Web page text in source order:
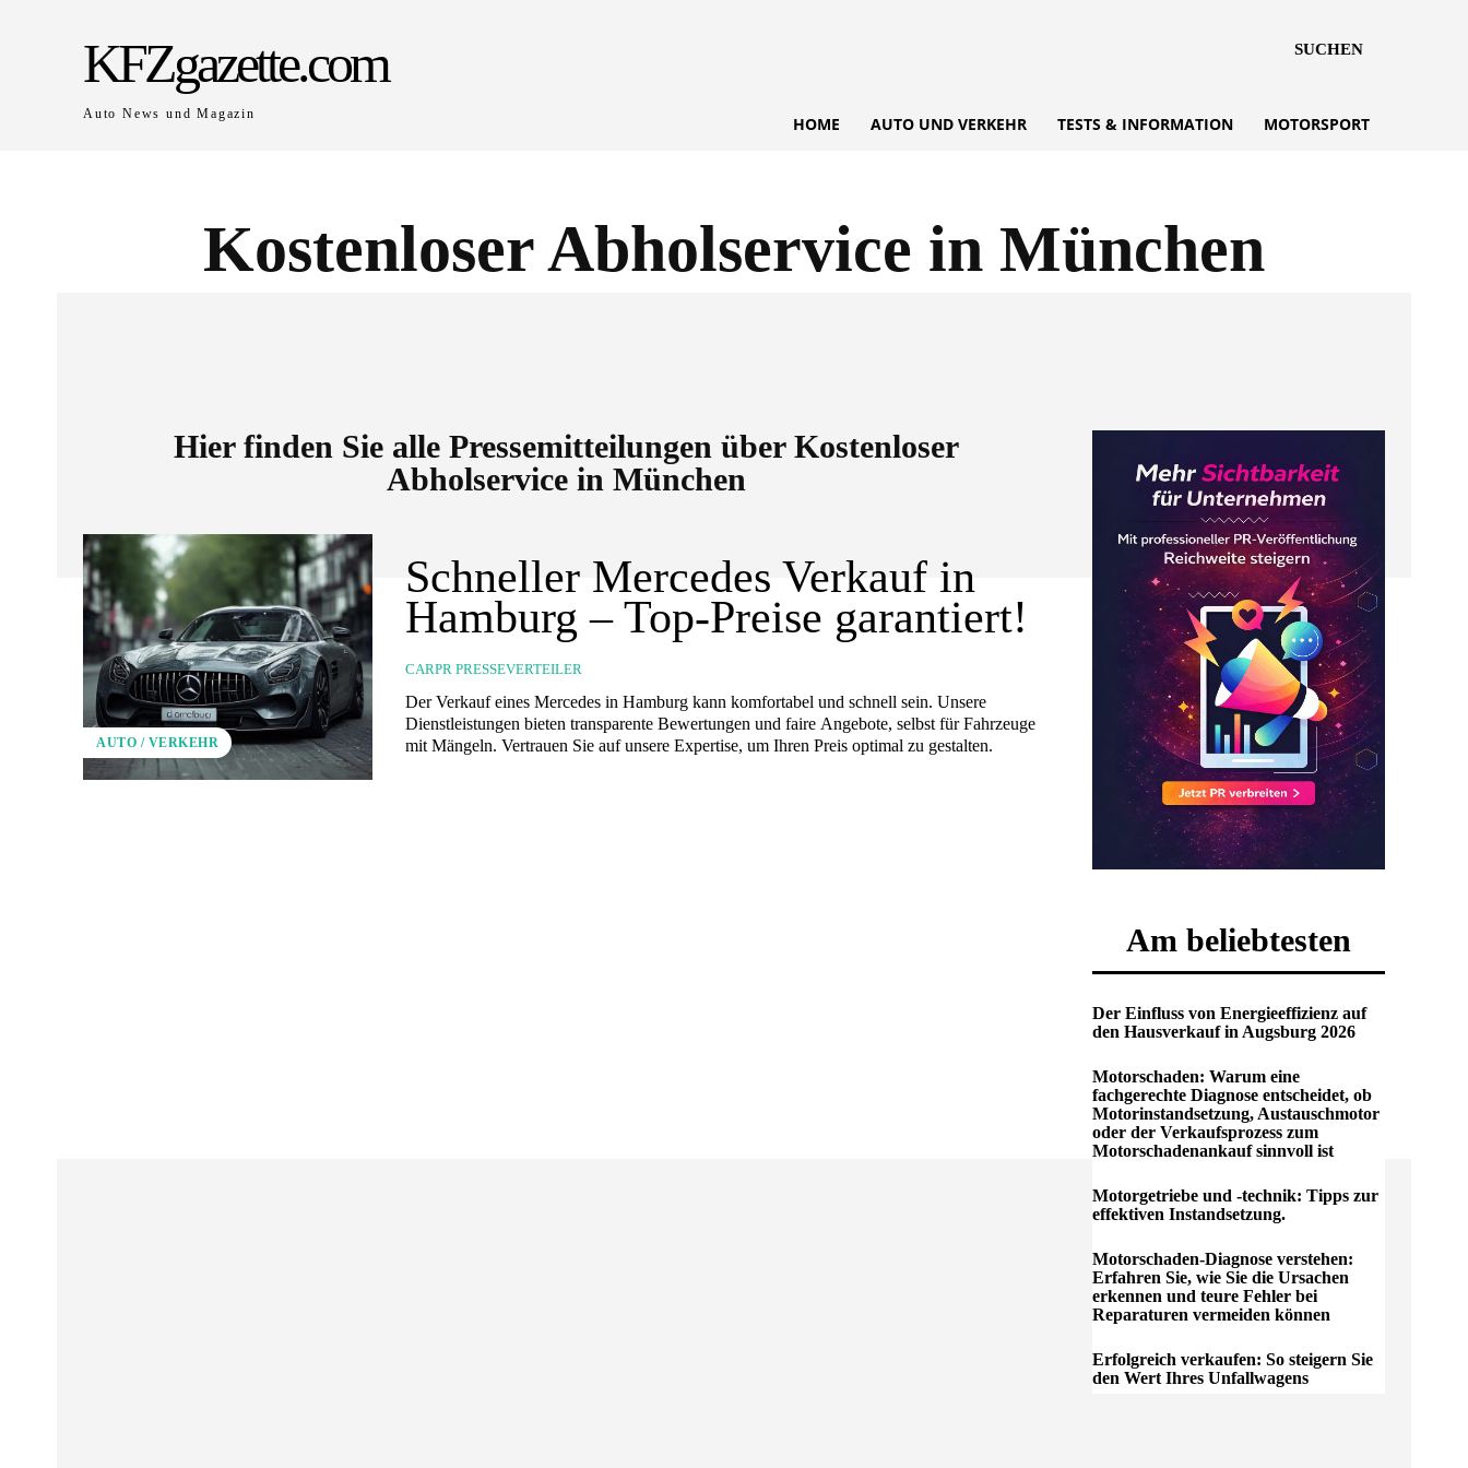
KFZgazette.com
Auto News und Magazin
SUCHEN
HOME AUTO UND VERKEHR TESTS & INFORMATION MOTORSPORT
Kostenloser Abholservice in München
Hier finden Sie alle Pressemitteilungen über Kostenloser
Abholservice in München
AUTO / VERKEHR
Schneller Mercedes Verkauf in
Hamburg – Top-Preise garantiert!
CARPR PRESSEVERTEILER
Der Verkauf eines Mercedes in Hamburg kann komfortabel und schnell sein. Unsere
Dienstleistungen bieten transparente Bewertungen und faire Angebote, selbst für Fahrzeuge
mit Mängeln. Vertrauen Sie auf unsere Expertise, um Ihren Preis optimal zu gestalten.
Am beliebtesten
Der Einfluss von Energieeffizienz auf
den Hausverkauf in Augsburg 2026
Motorschaden: Warum eine
fachgerechte Diagnose entscheidet, ob
Motorinstandsetzung, Austauschmotor
oder der Verkaufsprozess zum
Motorschadenankauf sinnvoll ist
Motorgetriebe und -technik: Tipps zur
effektiven Instandsetzung.
Motorschaden-Diagnose verstehen:
Erfahren Sie, wie Sie die Ursachen
erkennen und teure Fehler bei
Reparaturen vermeiden können
Erfolgreich verkaufen: So steigern Sie
den Wert Ihres Unfallwagens